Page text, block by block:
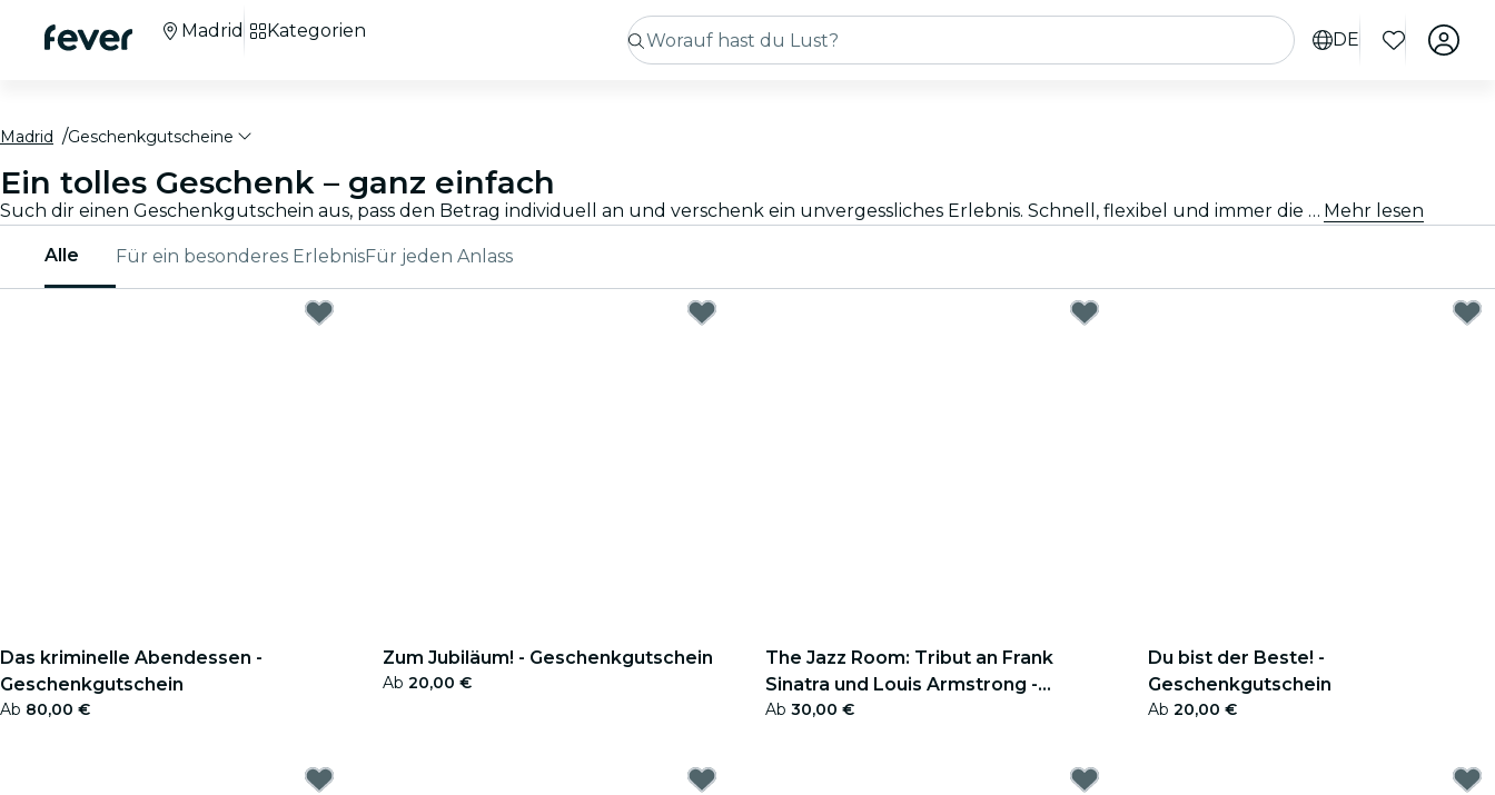
DE
Madrid Kategorien
Madrid Geschenkgutscheine
Ein tolles Geschenk – ganz einfach
Such dir einen Geschenkgutschein aus, pass den Betrag individuell an und verschenk ein unvergessliches Erlebnis. Schnell, flexibel und immer die richtige Wahl. Mehr lesen
Alle Für ein besonderes ErlebnisFür jeden Anlass
Das kriminelle Abendessen -
Geschenkgutschein
Ab 80,00 €
Zum Jubiläum! - Geschenkgutschein
Ab 20,00 €
The Jazz Room: Tribut an Frank
Sinatra und Louis Armstrong -
Geschenkgutschein
Ab 30,00 €
Du bist der Beste! -
Geschenkgutschein
Ab 20,00 €